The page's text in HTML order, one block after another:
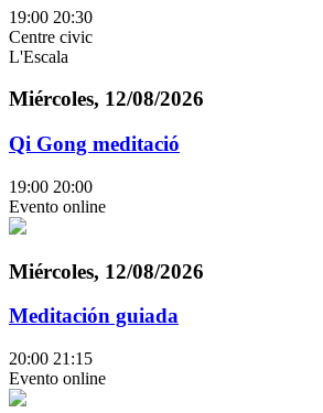
19:00 20:30
Centre civic
L'Escala
Miércoles, 12/08/2026
Qi Gong meditació
19:00 20:00
Evento online
Miércoles, 12/08/2026
Meditación guiada
20:00 21:15
Evento online